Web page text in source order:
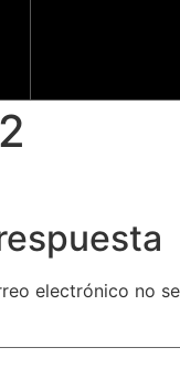
electrónico no